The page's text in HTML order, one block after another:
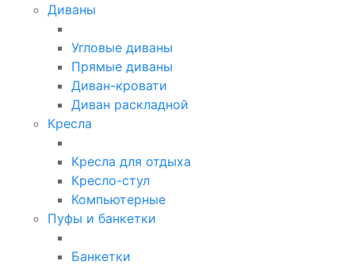
Диваны
Угловые диваны
Прямые диваны
Диван-кровати
Диван раскладной
Кресла
Кресла для отдыха
Кресло-стул
Компьютерные
Пуфы и банкетки
Банкетки